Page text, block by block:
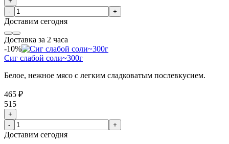
-
+
Доставим сегодня
Доставка за 2 часа
-10%
Сиг слабой соли~300г
Белое, нежное мясо с легким сладковатым послевкусием.
465 ₽
515
+
-
+
Доставим сегодня